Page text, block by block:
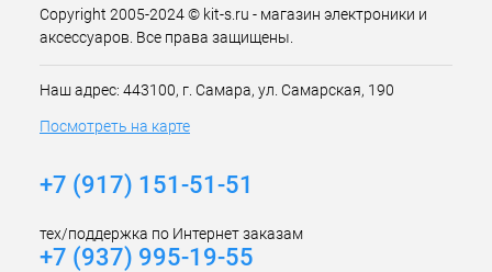
Copyright 2005-2024 © kit-s.ru - магазин электроники и
аксессуаров. Все права защищены.
Наш адрес: 443100, г. Самара, ул. Самарская, 190
Посмотреть на карте
+7 (917) 151-51-51
тех/поддержка по Интернет заказам
+7 (937) 995-19-55